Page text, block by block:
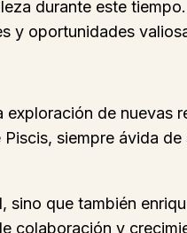
durante este
y oportunidades
de nuevas
siempre ávida
que también
colaboración y